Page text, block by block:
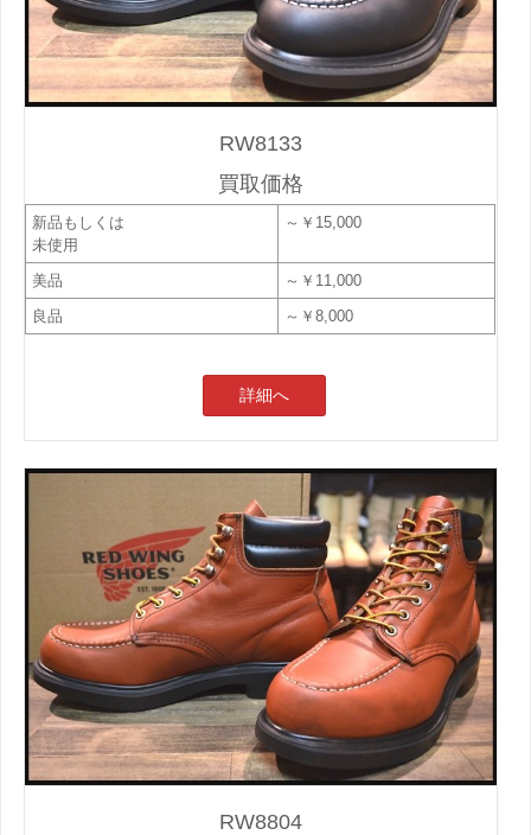
RW8133
買取価格
新品もしくは
未使用
～￥15,000
美品
～￥11,000
良品
～￥8,000
詳細へ
RW8804